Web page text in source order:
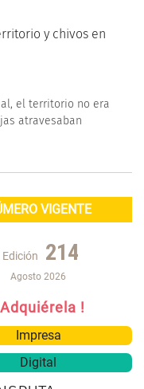
y chivos en
el territorio no era
atravesaban
VIGENTE
Edición 214
Agosto 2026
!
Impresa
Digital